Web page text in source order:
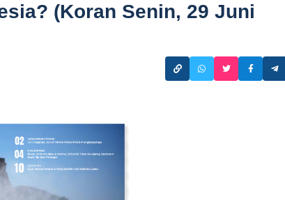
(Koran Senin, 29 Juni